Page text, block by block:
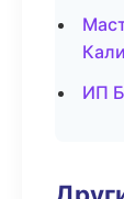
ИП